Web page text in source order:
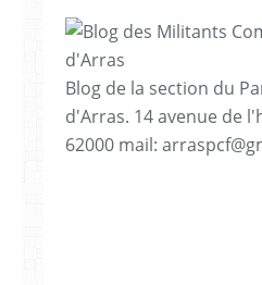
Blog de la section du
d'Arras. 14 avenue de
62000 mail: